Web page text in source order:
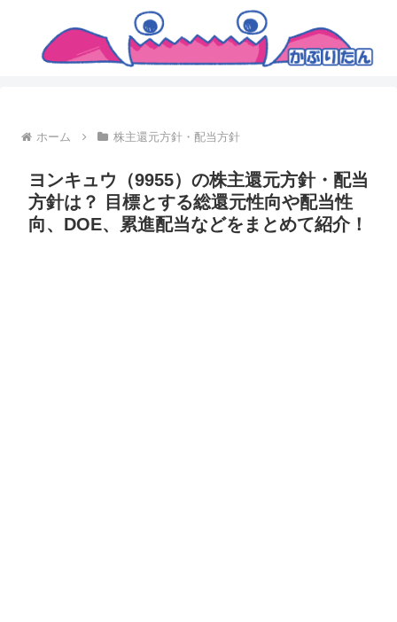
ホーム 株主還元方針・配当方針
ヨンキュウ（9955）の株主還元方針・配当
方針は？ 目標とする総還元性向や配当性
向、DOE、累進配当などをまとめて紹介！